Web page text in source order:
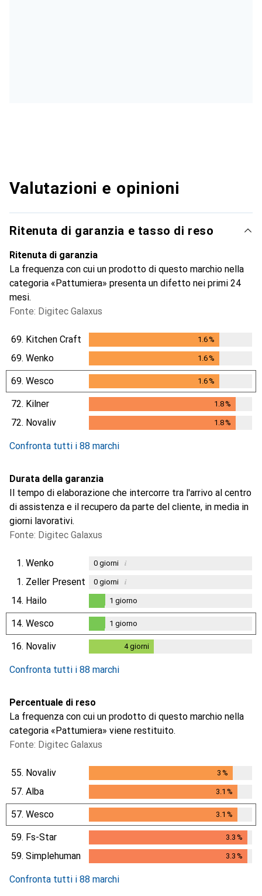
Valutazioni e opinioni
Ritenuta di garanzia e tasso di reso
Ritenuta di garanzia
La frequenza con cui un prodotto di questo marchio nella
categoria «Pattumiera» presenta un difetto nei primi 24
mesi.
Fonte: Digitec Galaxus
69. Kitchen Craft 1.6%
69. Wenko 1.6%
69. Wesco 1.6%
72. Kilner 1.8%
1.8%
72. Novaliv 1.8%
Confronta tutti i 88 marchi
Durata della garanzia
Il tempo di elaborazione che intercorre tra l'arrivo al centro
di assistenza e il recupero da parte del cliente, in media in
giorni lavorativi.
Fonte: Digitec Galaxus
1. Wenko 0giorni i
1. Zeller Present 0giorni i
14. Hailo
1giorno
1 giorno
14. Wesco
1giorno
1 giorno
16. Novaliv 4giorni
Confronta tutti i 88 marchi
Percentuale di reso
La frequenza con cui un prodotto di questo marchio nella
categoria «Pattumiera» viene restituito.
Fonte: Digitec Galaxus
55. Novaliv 3 %
3%
57. Alba 3.1 %
3.1%
57. Wesco 3.1 %
3.1%
59. Fs-Star 3.3 %
3.3%
59. Simplehuman 3.3 %
Confronta tutti i 88 marchi